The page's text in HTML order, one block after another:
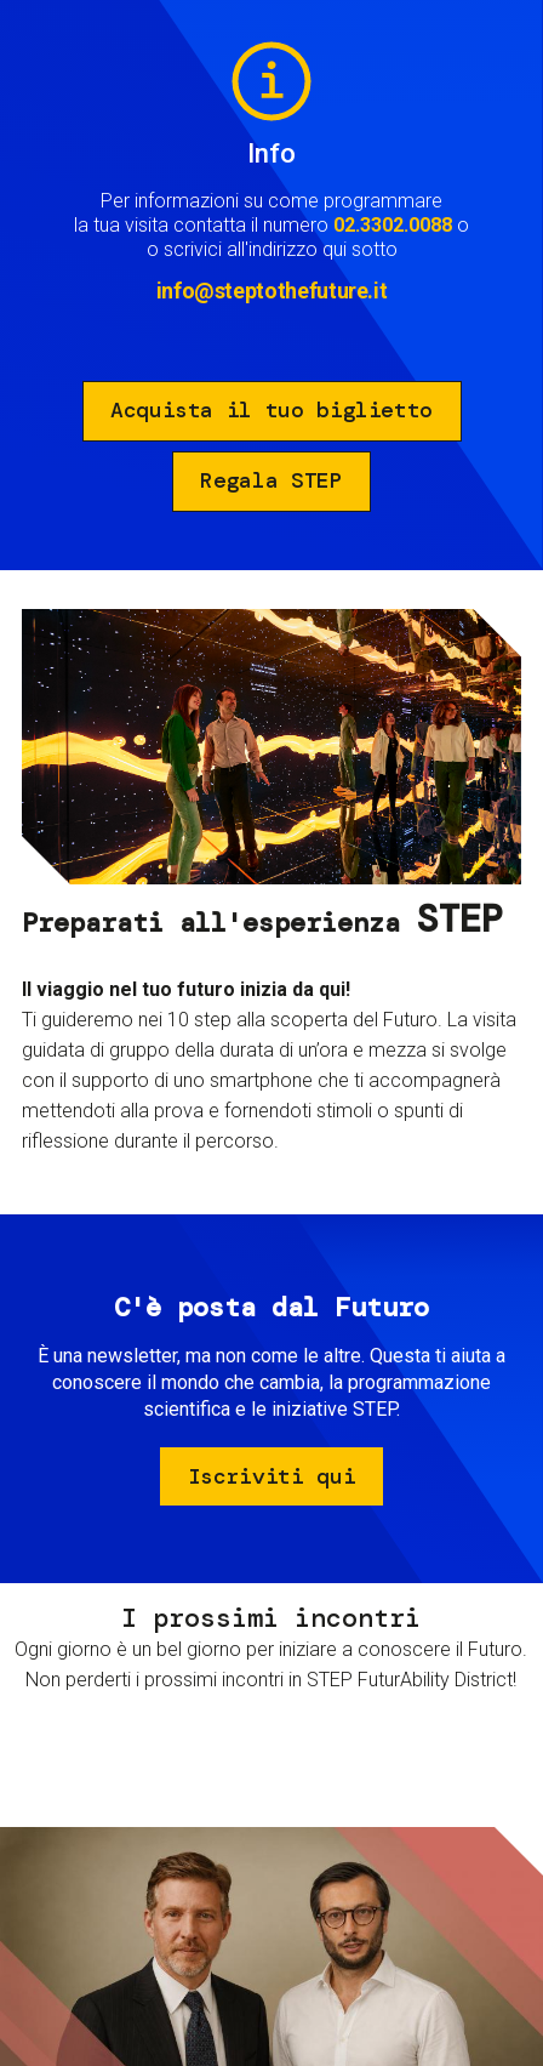
Info
Per informazioni su come programmare
la tua visita contatta il numero 02.3302.0088 o
o scrivici all'indirizzo qui sotto
info@steptothefuture.it
Acquista il tuo biglietto
Regala STEP
Preparati all'esperienza STEP
Il viaggio nel tuo futuro inizia da qui!
Ti guideremo nei 10 step alla scoperta del Futuro. La visita
guidata di gruppo della durata di un’ora e mezza si svolge
con il supporto di uno smartphone che ti accompagnerà
mettendoti alla prova e fornendoti stimoli o spunti di
riflessione durante il percorso.
C'è posta dal Futuro
È una newsletter, ma non come le altre. Questa ti aiuta a
conoscere il mondo che cambia, la programmazione
scientifica e le iniziative STEP.
Iscriviti qui
I prossimi incontri
Ogni giorno è un bel giorno per iniziare a conoscere il Futuro.
Non perderti i prossimi incontri in STEP FuturAbility District!